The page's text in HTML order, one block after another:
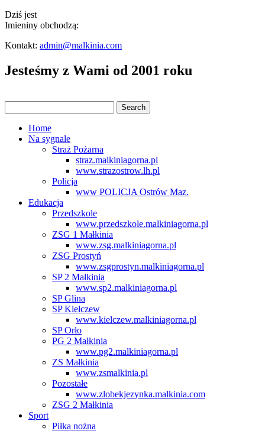
Dziś jest
Imieniny obchodzą:
Kontakt: admin@malkinia.com
Jesteśmy z Wami od 2001 roku
Home
Na sygnale
Straż Pożarna
straz.malkiniagorna.pl
www.strazostrow.lh.pl
Policja
www POLICJA Ostrów Maz.
Edukacja
Przedszkole
www.przedszkole.malkiniagorna.pl
ZSG 1 Małkinia
www.zsg.malkiniagorna.pl
ZSG Prostyń
www.zsgprostyn.malkiniagorna.pl
SP 2 Małkinia
www.sp2.malkiniagorna.pl
SP Glina
SP Kiełczew
www.kielczew.malkiniagorna.pl
SP Orło
PG 2 Małkinia
www.pg2.malkiniagorna.pl
ZS Małkinia
www.zsmalkinia.pl
Pozostałe
www.zlobekjezynka.malkinia.com
ZSG 2 Małkinia
Sport
Piłka nożna